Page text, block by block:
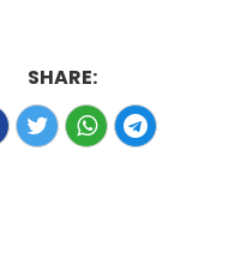
SHARE: